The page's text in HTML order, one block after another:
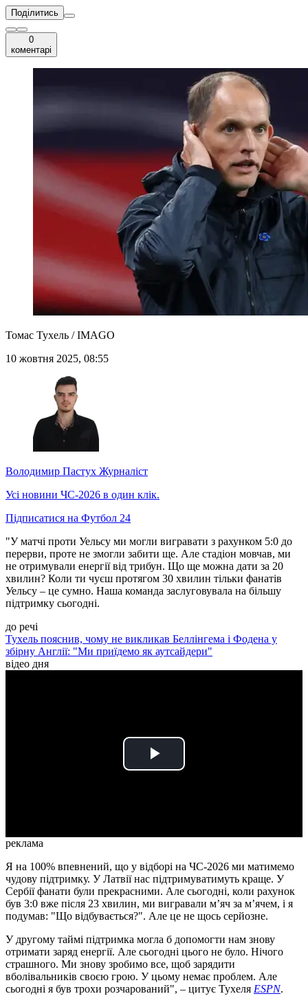
Поділитись
0
коментарі
Томас Тухель / IMAGO
10 жовтня 2025, 08:55
Володимир Пастух Журналіст
Усі новини ЧС-2026 в один клік.
Підписатися на Футбол 24
"У матчі проти Уельсу ми могли вигравати з рахунком 5:0 до
перерви, проте не змогли забити ще. Але стадіон мовчав, ми
не отримували енергії від трибун. Що ще можна дати за 20
хвилин? Коли ти чуєш протягом 30 хвилин тільки фанатів
Уельсу – це сумно. Наша команда заслуговувала на більшу
підтримку сьогодні.
до речі
Тухель пояснив, чому не викликав Беллінгема і Фодена у
збірну Англії: "Ми приїдемо як аутсайдери"
відео дня
Play
реклама
Я на 100% впевнений, що у відборі на ЧС-2026 ми матимемо
чудову підтримку. У Латвії нас підтримуватимуть краще. У
Сербії фанати були прекрасними. Але сьогодні, коли рахунок
був 3:0 вже після 23 хвилин, ми вигравали м’яч за м’ячем, і я
подумав: "Що відбувається?". Але це не щось серйозне.
У другому таймі підтримка могла б допомогти нам знову
отримати заряд енергії. Але сьогодні цього не було. Нічого
страшного. Ми знову зробимо все, щоб зарядити
вболівальників своєю грою. У цьому немає проблем. Але
сьогодні я був трохи розчарований", – цитує Тухеля ESPN.